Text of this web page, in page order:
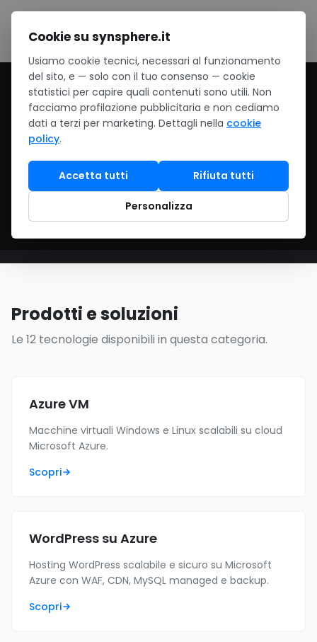
Salta al contenuto
Home/ Cloud /Microsoft Azure
Microsoft Azure
Compute, App Service, Storage e Azure AI: la
piattaforma cloud Microsoft per applicazioni
scalabili, container e servizi cognitivi.
Prodotti e soluzioni
Le 12 tecnologie disponibili in questa categoria.
Azure VM
Macchine virtuali Windows e Linux scalabili su cloud
Microsoft Azure.
Scopri
WordPress su Azure
Hosting WordPress scalabile e sicuro su Microsoft
Azure con WAF, CDN, MySQL managed e backup.
Scopri
Cookie su synsphere.it
Usiamo cookie tecnici, necessari al funzionamento
del sito, e — solo con il tuo consenso — cookie
statistici per capire quali contenuti sono utili. Non
facciamo profilazione pubblicitaria e non cediamo
dati a terzi per marketing. Dettagli nella cookie
policy.
Accetta tutti Rifiuta tutti
Personalizza